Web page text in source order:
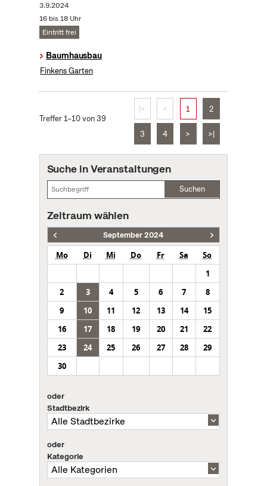
3.9.2024
16 bis 18 Uhr
Eintritt frei
Baumhausbau
Finkens Garten
Treffer 1–10 von 39
|< < 1 2
3 4 > >|
Suche in Veranstaltungen
Suchen
Zeitraum wählen
September 2024
Mo Di Mi Do Fr Sa
So
1
2
3 4 5 6 7
8
9
10 11 12 13 14
15
16
17 18 19 20 21
22
23
24 25 26 27 28
29
30
oder
Stadtbezirk
oder
Kategorie